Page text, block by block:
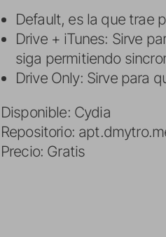
Default, es la que trae
Drive + iTunes: Sirve
siga permitiendo
Drive Only: Sirve para
Disponible: Cydia
Repositorio:
Precio: Gratis